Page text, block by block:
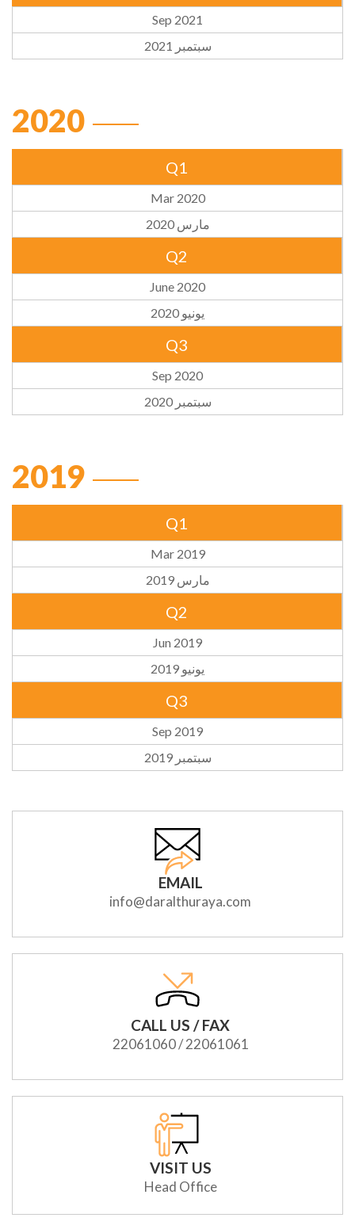
Sep 2021
سبتمبر 2021
2020
Q1
Mar 2020
مارس 2020
Q2
June 2020
يونيو 2020
Q3
Sep 2020
سبتمبر 2020
2019
Q1
Mar 2019
مارس 2019
Q2
Jun 2019
يونيو 2019
Q3
Sep 2019
سبتمبر 2019
EMAIL
info@daralthuraya.com
CALL US / FAX
22061060 / 22061061
VISIT US
Head Office